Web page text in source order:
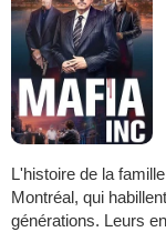
L'histoire de la
Montréal, qui
générations. Leurs